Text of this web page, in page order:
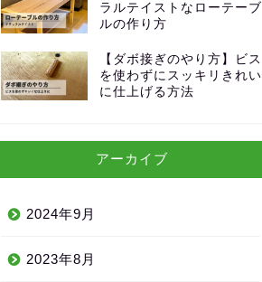
ラルテイストなローテーブ
ルの作り方
【ダボ接ぎのやり方】ビス
を使わずにスッキリきれい
に仕上げる方法
アーカイブ
2024年9月
2023年8月